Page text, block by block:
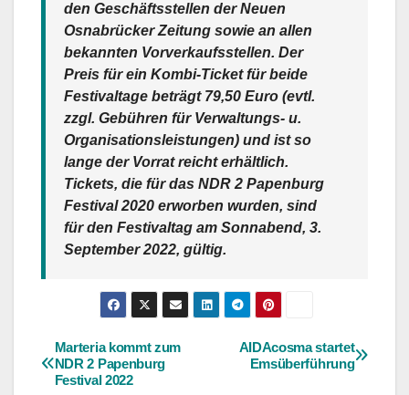
den Geschäftsstellen der Neuen
Osnabrücker Zeitung sowie an allen
bekannten Vorverkaufsstellen. Der
Preis für ein Kombi-Ticket für beide
Festivaltage beträgt 79,50 Euro (evtl.
zzgl. Gebühren für Verwaltungs- u.
Organisationsleistungen) und ist so
lange der Vorrat reicht erhältlich.
Tickets, die für das NDR 2 Papenburg
Festival 2020 erworben wurden, sind
für den Festivaltag am Sonnabend, 3.
September 2022, gültig.
BeitragsnavigationAIDAcosma startet
Emsüberführung
Marteria kommt zum
NDR 2 Papenburg
Festival 2022